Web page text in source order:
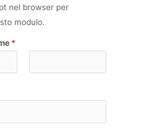
nel browser per
modulo.
*